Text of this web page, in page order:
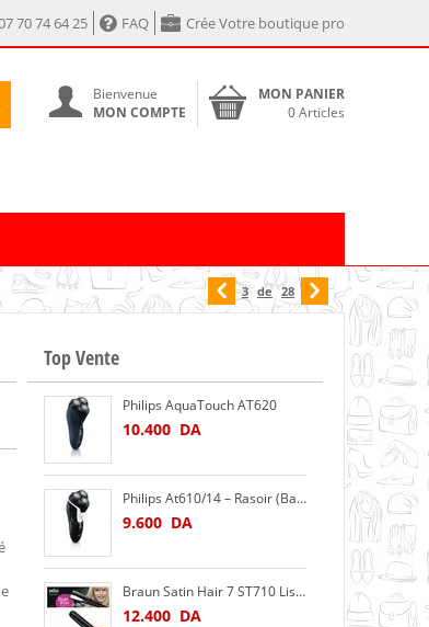
70 74 64 25 FAQ Crée Votre boutique pro
MON PANIER
0 Articles
Bienvenue
MON COMPTE
3 de 28
Top Vente
Philips AquaTouch AT620
10.400 DA
Philips At610/14 – Rasoir (Batterie, rotation, noir)
9.600 DA
Braun Satin Hair 7 ST710 Lisseur/Fer à lisser (pour cheveux glatteres Iontec)
12.400 DA